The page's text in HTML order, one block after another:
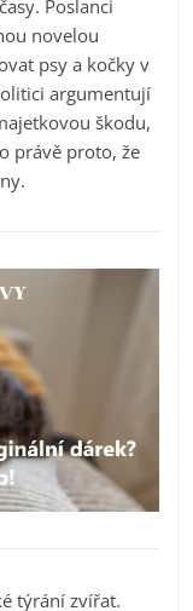
Poslanci
novelou
psy a kočky v
argumentují
škodu,
právě proto, že
týrání zvířat.